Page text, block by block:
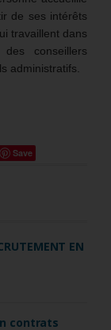
de ses intérêts
travaillent dans
conseillers
administratifs.
Save
EN
contrats